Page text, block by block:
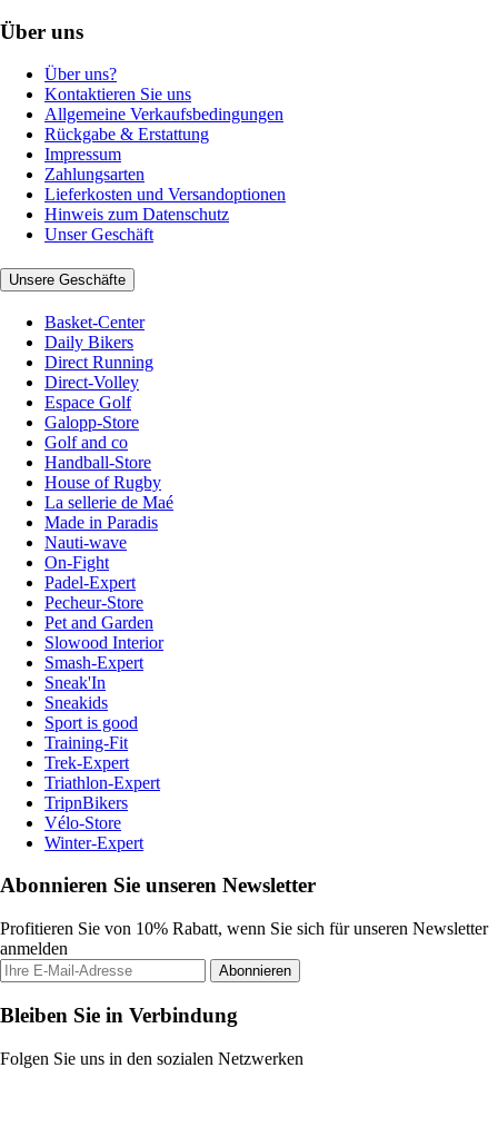
Über uns
Über uns?
Kontaktieren Sie uns
Allgemeine Verkaufsbedingungen
Rückgabe & Erstattung
Impressum
Zahlungsarten
Lieferkosten und Versandoptionen
Hinweis zum Datenschutz
Unser Geschäft
Unsere Geschäfte
Basket-Center
Daily Bikers
Direct Running
Direct-Volley
Espace Golf
Galopp-Store
Golf and co
Handball-Store
House of Rugby
La sellerie de Maé
Made in Paradis
Nauti-wave
On-Fight
Padel-Expert
Pecheur-Store
Pet and Garden
Slowood Interior
Smash-Expert
Sneak'In
Sneakids
Sport is good
Training-Fit
Trek-Expert
Triathlon-Expert
TripnBikers
Vélo-Store
Winter-Expert
Abonnieren Sie unseren Newsletter
Profitieren Sie von 10% Rabatt, wenn Sie sich für unseren Newsletter
anmelden
Abonnieren
Bleiben Sie in Verbindung
Folgen Sie uns in den sozialen Netzwerken